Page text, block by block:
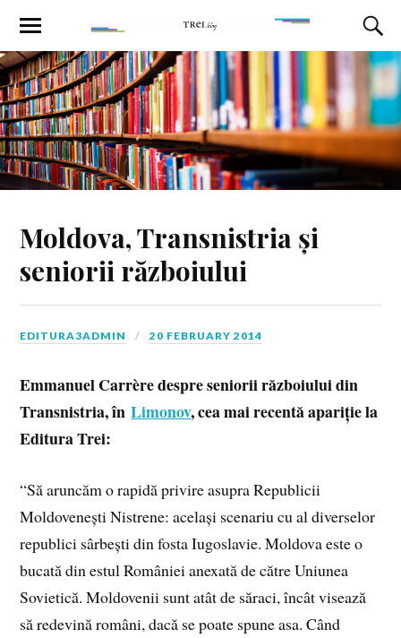
Moldova, Transnistria și
seniorii războiului
EDITURA3ADMIN 20 FEBRUARY 2014
Emmanuel Carrère despre seniorii războiului din
Transnistria, înLimonov, cea mai recentă apariție la
Editura Trei:
“Să aruncăm o rapidă privire asupra Republicii
Moldovenești Nistrene: același scenariu cu al diverselor
republici sârbești din fosta Iugoslavie. Moldova este o
bucată din estul României anexată de către Uniunea
Sovietică. Moldovenii sunt atât de săraci, încât visează
să redevină români, dacă se poate spune asa. Când